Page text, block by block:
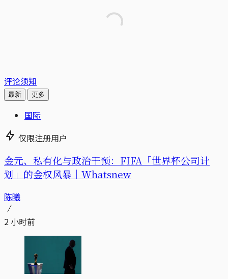
评论须知
最新 更多
国际
仅限注册用户
金元、私有化与政治干预：FIFA「世界杯公司计
划」的金权风暴｜Whatsnew
陈曦
2 小时前